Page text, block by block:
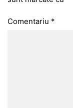
Comentariu *